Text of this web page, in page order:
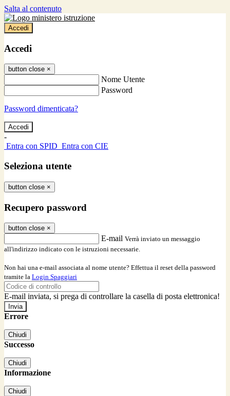
Salta al contenuto
Accedi
Accedi
button close ×
Nome Utente
Password
Password dimenticata?
-
Entra con SPID Entra con CIE
Seleziona utente
button close ×
Recupero password
button close ×
E-mail Verrà inviato un messaggio
all'indirizzo indicato con le istruzioni necessarie.
Non hai una e-mail associata al nome utente? Effettua il reset della password
tramite la Login Spaggiari
E-mail inviata, si prega di controllare la casella di posta elettronica!
Errore
Chiudi
Successo
Chiudi
Informazione
Chiudi